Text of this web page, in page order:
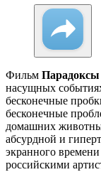
Фильм Парадоксы
насущных
бесконечные
бесконечные
домашних
абсурдной и
экранного
российскими